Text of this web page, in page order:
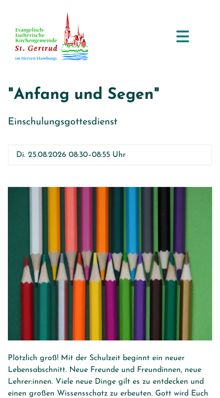
"Anfang und Segen"
Einschulungsgottesdienst
Di. 25.08.2026 08:30–08:55 Uhr
Plötzlich groß! Mit der Schulzeit beginnt ein neuer
Lebensabschnitt. Neue Freunde und Freundinnen, neue
Lehrer:innen. Viele neue Dinge gilt es zu entdecken und
einen großen Wissensschatz zu erbeuten. Gott wird Euch